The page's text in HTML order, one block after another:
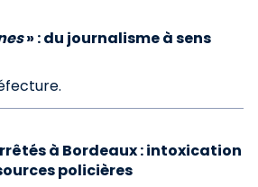
» : du journalisme à sens
à Bordeaux : intoxication
policières